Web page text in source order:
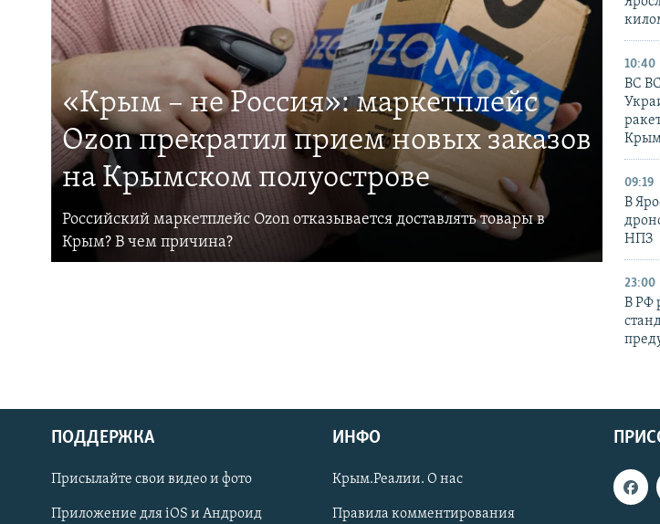
Українською
Qırımtatar
«Крым – не Россия»: маркетплейс
Ozon прекратил прием новых заказов
на Крымском полуострове
Российский маркетплейс Ozon отказывается доставлять товары в
Крым? В чем причина?
10:40
ВС
09:19
В
НПЗ
23:00
В РФ
ПОДДЕРЖКА
Присылайте свои видео и фото
Приложение для iOS и Андроид
ИНФО
Крым.Реалии. О нас
Правила комментирования